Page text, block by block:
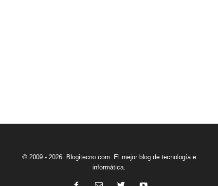
© 2009 - 2026. Blogitecno.com. El mejor blog de tecnología e
informática.